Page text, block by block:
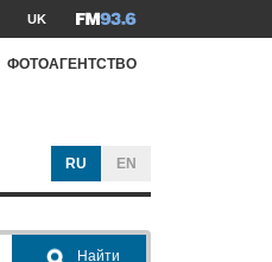
UK
ФОТОАГЕНТСТВО
RU EN
Найти